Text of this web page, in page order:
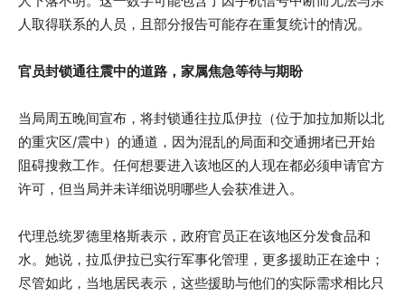
人取得联系的人员，且部分报告可能存在重复统计的情况。
官员封锁通往震中的道路，家属焦急等待与期盼
当局周五晚间宣布，将封锁通往拉瓜伊拉（位于加拉加斯以北
的重灾区/震中）的通道，因为混乱的局面和交通拥堵已开始
阻碍搜救工作。任何想要进入该地区的人现在都必须申请官方
许可，但当局并未详细说明哪些人会获准进入。
代理总统罗德里格斯表示，政府官员正在该地区分发食品和
水。她说，拉瓜伊拉已实行军事化管理，更多援助正在途中；
尽管如此，当地居民表示，这些援助与他们的实际需求相比只